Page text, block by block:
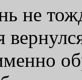
не